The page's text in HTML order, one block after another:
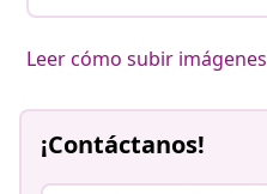
Leer cómo subir imágenes
¡Contáctanos!